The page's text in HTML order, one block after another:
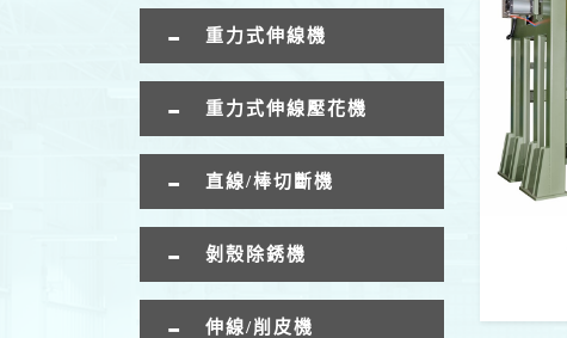
重力式伸線機
重力式伸線壓花機
直線/棒切斷機
剝殼除銹機
伸線/削皮機